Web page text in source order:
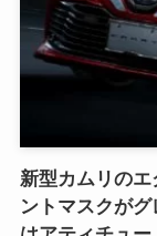
新型カムリの
ントマスクが